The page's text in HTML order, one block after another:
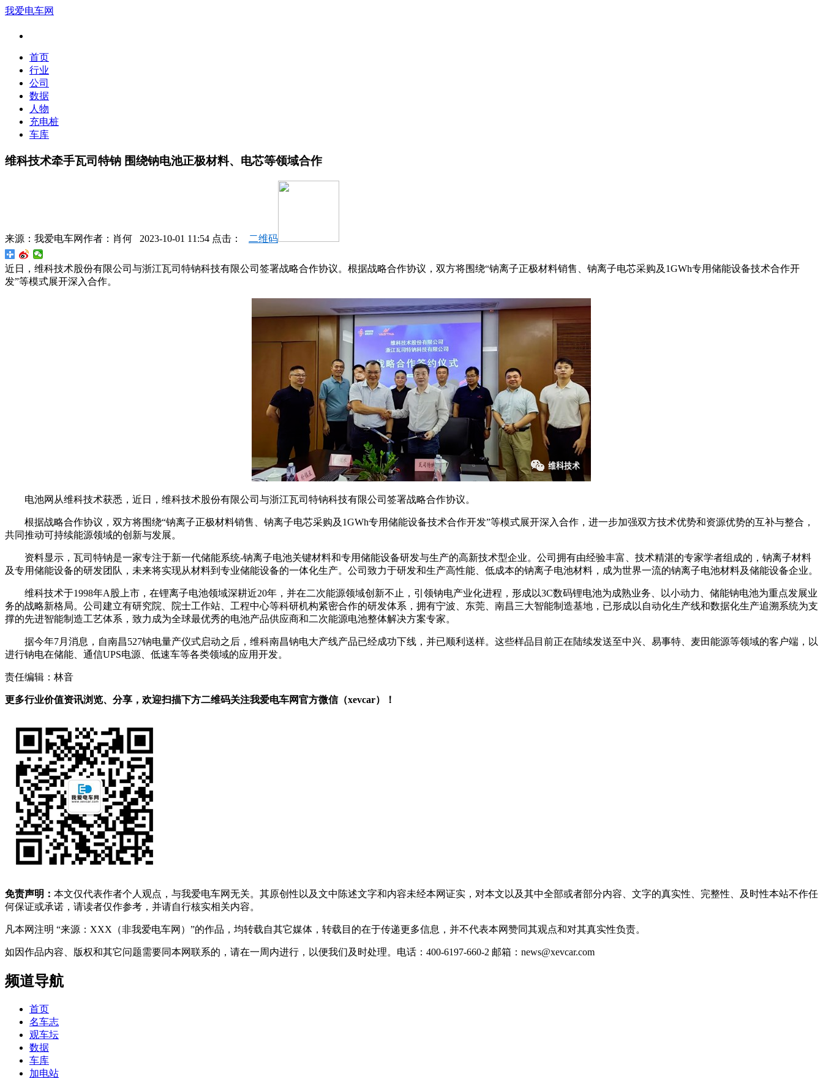
我爱电车网
首页
行业
公司
数据
人物
充电桩
车库
维科技术牵手瓦司特钠 围绕钠电池正极材料、电芯等领域合作
来源： 我爱电车网作者： 肖何 2023-10-01 11:54 点击： 二维码
近日，维科技术股份有限公司与浙江瓦司特钠科技有限公司签署战略合作协议。根据战略合作协议，双方将围绕“钠离子正极材料销售、钠离子电芯采购及1GWh专用储能设备技术合作开
发”等模式展开深入合作。
电池网从维科技术获悉，近日，维科技术股份有限公司与浙江瓦司特钠科技有限公司签署战略合作协议。
根据战略合作协议，双方将围绕“钠离子正极材料销售、钠离子电芯采购及1GWh专用储能设备技术合作开发”等模式展开深入合作，进一步加强双方技术优势和资源优势的互补与整合，
共同推动可持续能源领域的创新与发展。
资料显示，瓦司特钠是一家专注于新一代储能系统-钠离子电池关键材料和专用储能设备研发与生产的高新技术型企业。公司拥有由经验丰富、技术精湛的专家学者组成的，钠离子材料
及专用储能设备的研发团队，未来将实现从材料到专业储能设备的一体化生产。公司致力于研发和生产高性能、低成本的钠离子电池材料，成为世界一流的钠离子电池材料及储能设备企业。
维科技术于1998年A股上市，在锂离子电池领域深耕近20年，并在二次能源领域创新不止，引领钠电产业化进程，形成以3C数码锂电池为成熟业务、以小动力、储能钠电池为重点发展业
务的战略新格局。公司建立有研究院、院士工作站、工程中心等科研机构紧密合作的研发体系，拥有宁波、东莞、南昌三大智能制造基地，已形成以自动化生产线和数据化生产追溯系统为支
撑的先进智能制造工艺体系，致力成为全球最优秀的电池产品供应商和二次能源电池整体解决方案专家。
据今年7月消息，自南昌527钠电量产仪式启动之后，维科南昌钠电大产线产品已经成功下线，并已顺利送样。这些样品目前正在陆续发送至中兴、易事特、麦田能源等领域的客户端，以
进行钠电在储能、通信UPS电源、低速车等各类领域的应用开发。
责任编辑：林音
更多行业价值资讯浏览、分享，欢迎扫描下方二维码关注我爱电车网官方微信（xevcar）！
免责声明： 本文仅代表作者个人观点，与我爱电车网无关。其原创性以及文中陈述文字和内容未经本网证实，对本文以及其中全部或者部分内容、文字的真实性、完整性、及时性本站不作任
何保证或承诺，请读者仅作参考，并请自行核实相关内容。
凡本网注明 “来源：XXX（非我爱电车网）”的作品，均转载自其它媒体，转载目的在于传递更多信息，并不代表本网赞同其观点和对其真实性负责。
如因作品内容、版权和其它问题需要同本网联系的，请在一周内进行，以便我们及时处理。电话：400-6197-660-2 邮箱：news@xevcar.com
频道导航
首页
名车志
观车坛
数据
车库
加电站